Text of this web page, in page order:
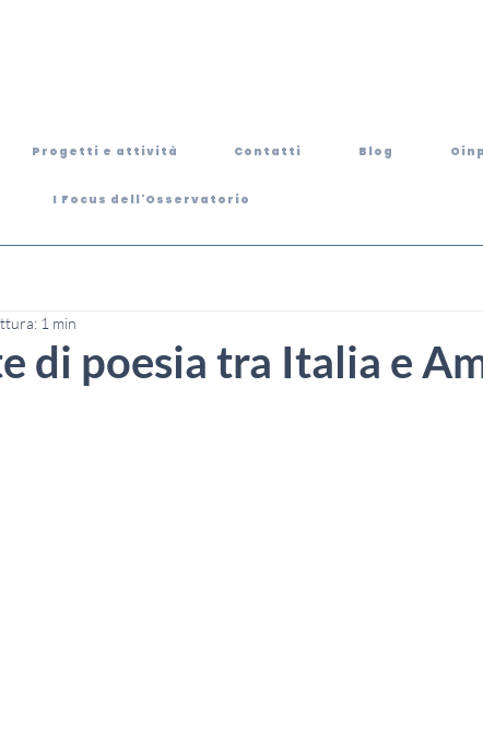
Progetti e attività Contatti Blog
I Focus dell'Osservatorio
di poesia tra Italia e
1 min